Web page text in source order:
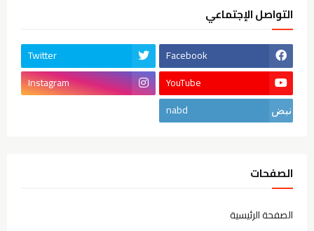
التواصل الإجتماعي
Facebook
Twitter
YouTube
Instagram
nabd
الصفحات
الصفحة الرئيسية